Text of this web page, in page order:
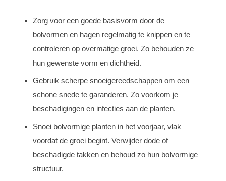
Zorg voor een goede basisvorm door de
bolvormen en hagen regelmatig te knippen en te
controleren op overmatige groei. Zo behouden ze
hun gewenste vorm en dichtheid.
Gebruik scherpe snoeigereedschappen om een
schone snede te garanderen. Zo voorkom je
beschadigingen en infecties aan de planten.
Snoei bolvormige planten in het voorjaar, vlak
voordat de groei begint. Verwijder dode of
beschadigde takken en behoud zo hun bolvormige
structuur.